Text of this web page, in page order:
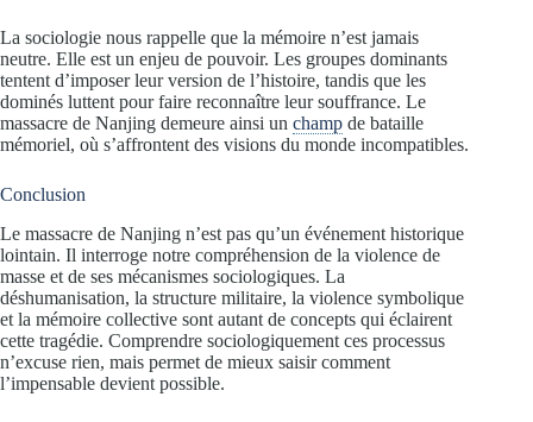
La sociologie nous rappelle que la mémoire n’est jamais
neutre. Elle est un enjeu de pouvoir. Les groupes dominants
tentent d’imposer leur version de l’histoire, tandis que les
dominés luttent pour faire reconnaître leur souffrance. Le
massacre de Nanjing demeure ainsi un champ de bataille
mémoriel, où s’affrontent des visions du monde incompatibles.
Conclusion
Le massacre de Nanjing n’est pas qu’un événement historique
lointain. Il interroge notre compréhension de la violence de
masse et de ses mécanismes sociologiques. La
déshumanisation, la structure militaire, la violence symbolique
et la mémoire collective sont autant de concepts qui éclairent
cette tragédie. Comprendre sociologiquement ces processus
n’excuse rien, mais permet de mieux saisir comment
l’impensable devient possible.